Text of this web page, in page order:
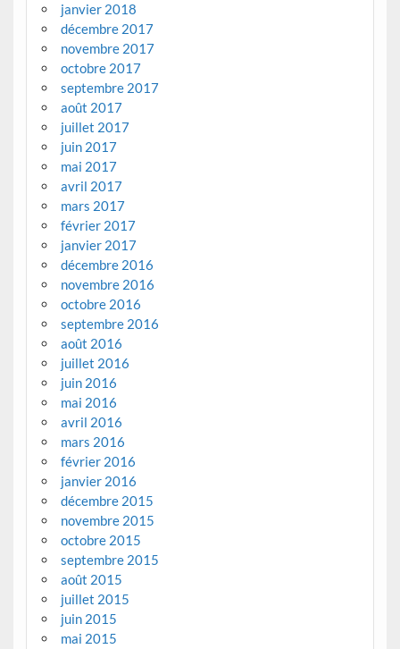
janvier 2018
décembre 2017
novembre 2017
octobre 2017
septembre 2017
août 2017
juillet 2017
juin 2017
mai 2017
avril 2017
mars 2017
février 2017
janvier 2017
décembre 2016
novembre 2016
octobre 2016
septembre 2016
août 2016
juillet 2016
juin 2016
mai 2016
avril 2016
mars 2016
février 2016
janvier 2016
décembre 2015
novembre 2015
octobre 2015
septembre 2015
août 2015
juillet 2015
juin 2015
mai 2015